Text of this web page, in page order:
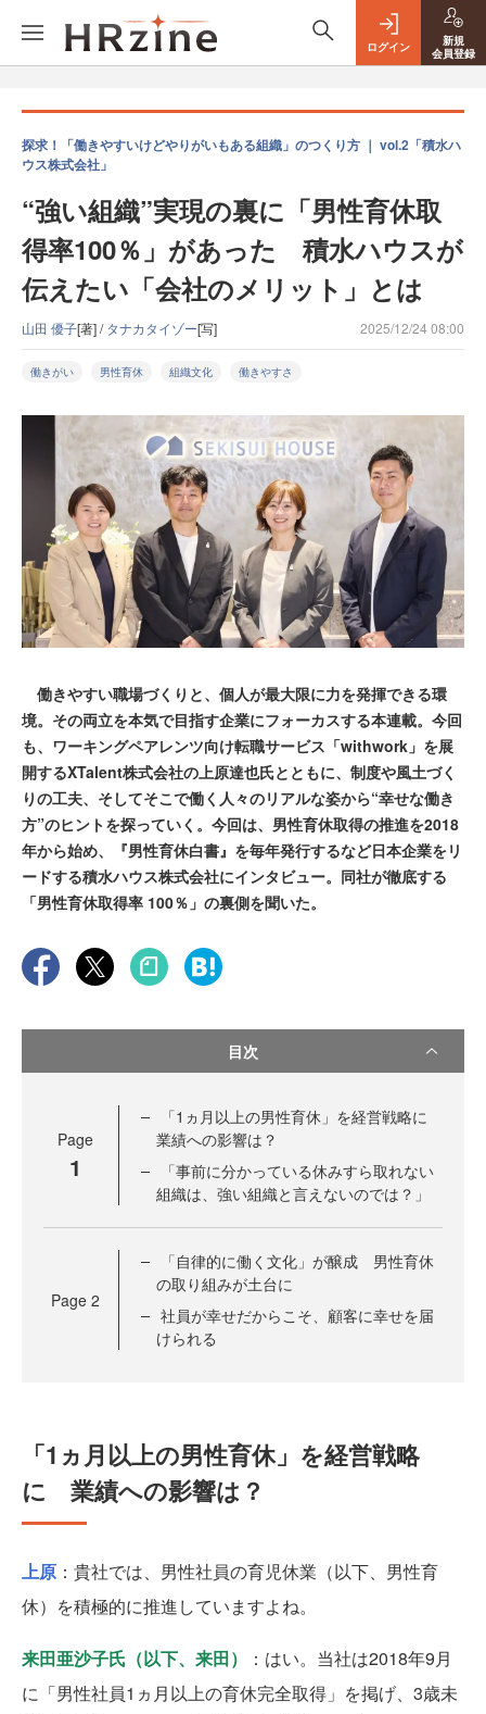
ログイン
新規
会員登録
探求！「働きやすいけどやりがいもある組織」のつくり方 ｜ vol.2「積水ハ
ウス株式会社」
“強い組織”実現の裏に「男性育休取
得率100％」があった 積水ハウスが
伝えたい「会社のメリット」とは
山田 優子[著] /タナカタイゾー[写] 2025/12/24 08:00
働きがい 男性育休 組織文化 働きやすさ
働きやすい職場づくりと、個人が最大限に力を発揮できる環
境。その両立を本気で目指す企業にフォーカスする本連載。今回
も、ワーキングペアレンツ向け転職サービス「withwork」を展
開するXTalent株式会社の上原達也氏とともに、制度や風土づく
りの工夫、そしてそこで働く人々のリアルな姿から“幸せな働き
方”のヒントを探っていく。今回は、男性育休取得の推進を2018
年から始め、『男性育休白書』を毎年発行するなど日本企業をリ
ードする積水ハウス株式会社にインタビュー。同社が徹底する
「男性育休取得率 100％」の裏側を聞いた。
目次
Page
1
「1ヵ月以上の男性育休」を経営戦略に
業績への影響は？
「事前に分かっている休みすら取れない
組織は、強い組織と言えないのでは？」
Page 2
「自律的に働く文化」が醸成 男性育休
の取り組みが土台に
社員が幸せだからこそ、顧客に幸せを届
けられる
「1ヵ月以上の男性育休」を経営戦略
に 業績への影響は？
上原 ：貴社では、男性社員の育児休業（以下、男性育
休）を積極的に推進していますよね。
来田亜沙子氏（以下、来田）
：はい。当社は2018年9月
に「男性社員1ヵ月以上の育休完全取得」を掲げ、3歳未